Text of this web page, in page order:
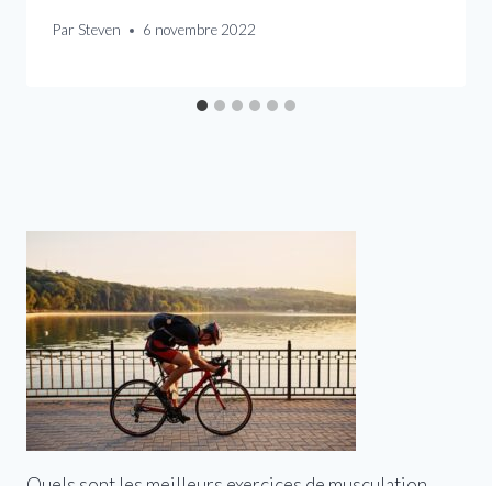
Par Steven 6 novembre 2022